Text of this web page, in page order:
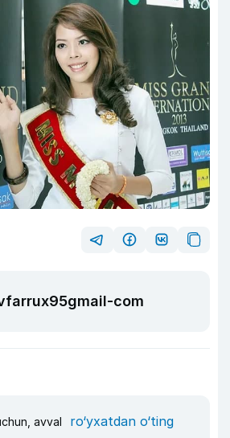
com
avval ro‘yxatdan o‘ting